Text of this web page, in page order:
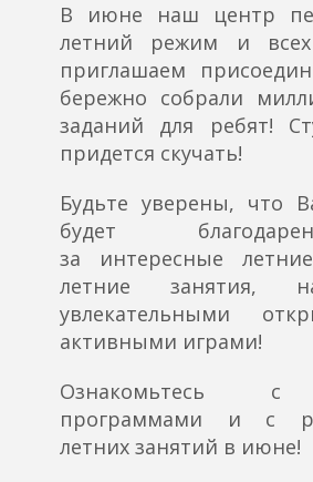
В июне наш центр
летний режим и
приглашаем
бережно собрали
заданий для ребят!
придется скучать!
Будьте уверены, что
будет
за интересные
летние занятия,
увлекательными
активными играми!
Ознакомьтесь с
программами и с
летних занятий в июне!